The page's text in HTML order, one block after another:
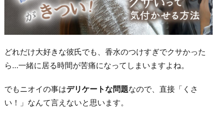
どれだけ大好きな彼氏でも、香水のつけすぎでクサかった
ら…一緒に居る時間が苦痛になってしまいますよね。
でもニオイの事はデリケートな問題なので、直接「くさ
い！」なんて言えないと思います。